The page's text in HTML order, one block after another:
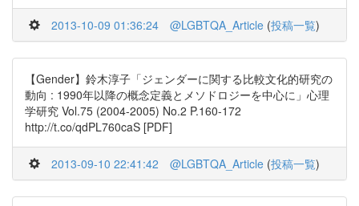
2013-10-09 01:36:24 @LGBTQA_Article (投稿一覧)
【Gender】鈴木淳子「ジェンダーに関する比較文化的研究の
動向 : 1990年以降の概念定義とメソドロジーを中心に」心理
学研究 Vol.75 (2004-2005) No.2 P.160-172
http://t.co/qdPL760caS [PDF]
2013-09-10 22:41:42 @LGBTQA_Article (投稿一覧)